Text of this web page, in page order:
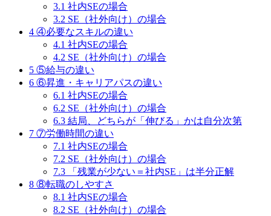
3.1 社内SEの場合
3.2 SE（社外向け）の場合
4 ④必要なスキルの違い
4.1 社内SEの場合
4.2 SE（社外向け）の場合
5 ⑤給与の違い
6 ⑥昇進・キャリアパスの違い
6.1 社内SEの場合
6.2 SE（社外向け）の場合
6.3 結局、どちらが「伸びる」かは自分次第
7 ⑦労働時間の違い
7.1 社内SEの場合
7.2 SE（社外向け）の場合
7.3 「残業が少ない＝社内SE」は半分正解
8 ⑧転職のしやすさ
8.1 社内SEの場合
8.2 SE（社外向け）の場合